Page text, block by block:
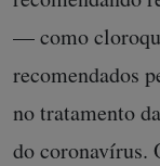
— como
recomendados
no tratamento
do coronavírus.